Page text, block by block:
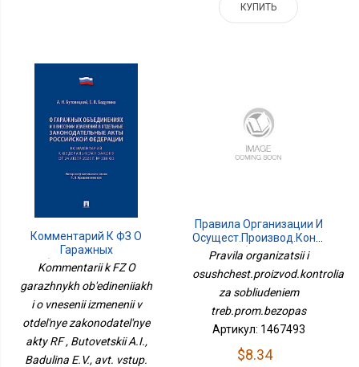
КУПИТЬ
Комментарий К ФЗ О
Гаражных
Объединениях И О
Внесении Изменений В
Отдельные
Законодательные Акты
РФ
Kommentarii k FZ O
garazhnykh ob'edineniiakh
i o vnesenii izmenenii v
otdel'nye zakonodatel'nye
akty RF , Butovetskii A.I.,
Badulina E.V., avt. vstup.
Правила Организации И
Осущест.производ.контроля
За Соблюдением
Треб.пром.безопас
Pravila organizatsii i
osushchest.proizvod.kontrolia
za sobliudeniem
treb.prom.bezopas
Артикул: 1467493
$8.34